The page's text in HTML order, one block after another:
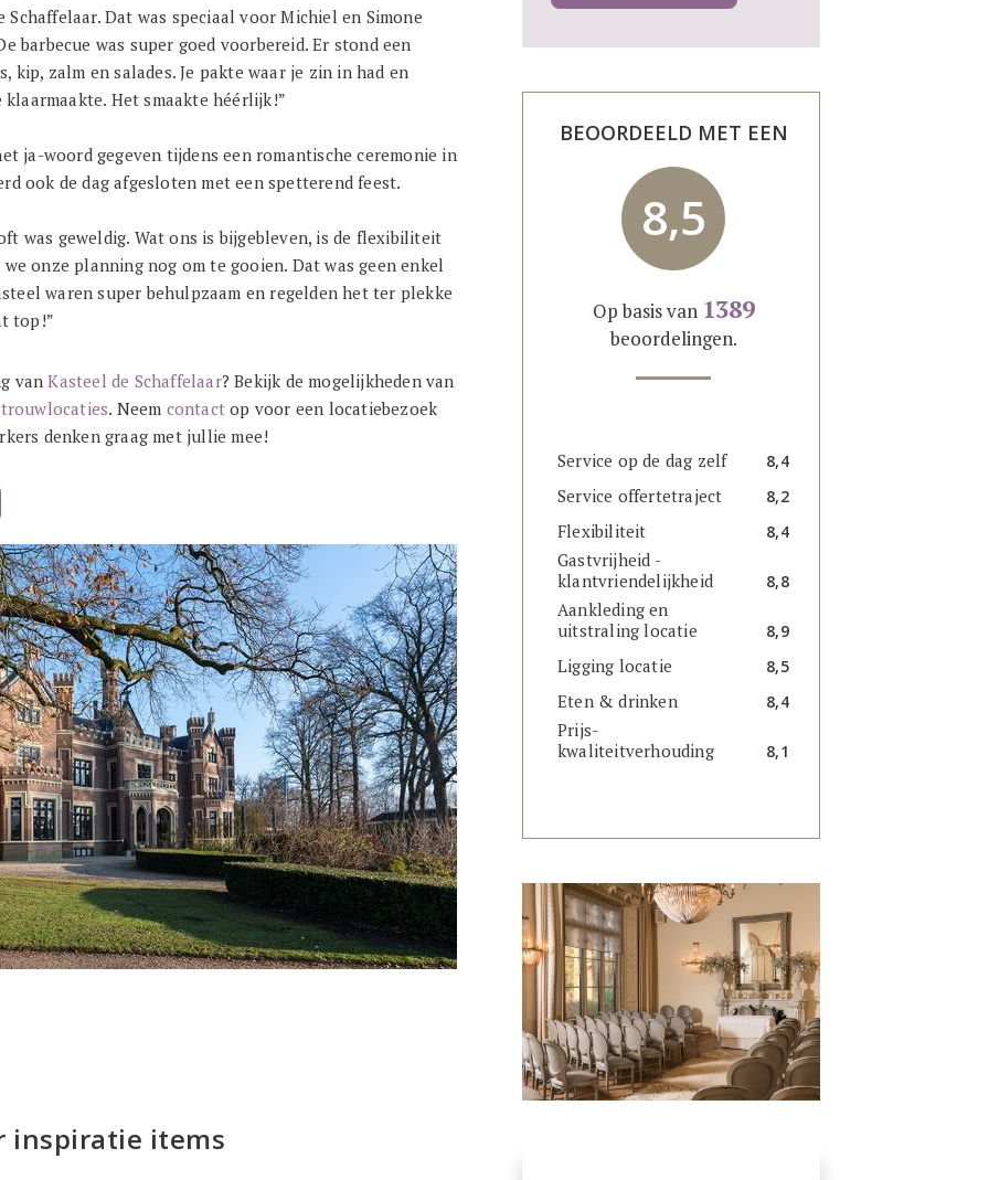
Dat was speciaal voor Michiel en Simone
barbecue was super goed voorbereid. Er stond een
kip, zalm en salades. Je pakte waar je zin in had en
Het smaakte héérlijk!”
ja-woord gegeven tijdens een romantische ceremonie in
ook de dag afgesloten met een spetterend feest.
was geweldig. Wat ons is bijgebleven, is de flexibiliteit
onze planning nog om te gooien. Dat was geen enkel
waren super behulpzaam en regelden het ter plekke
top!”
vanKasteel de Schaffelaar? Bekijk de mogelijkheden van
trouwlocaties. Neem contactop voor een locatiebezoek
denken graag met jullie mee!
inspiratie items
BEOORDEELD MET EEN
8,5
Op basis van 1389
beoordelingen.
Service op de dag zelf 8,4
Service offertetraject 8,2
Flexibiliteit 8,4
Gastvrijheid -
klantvriendelijkheid
8,8
Aankleding en
uitstraling locatie
8,9
Ligging locatie 8,5
Eten & drinken 8,4
Prijs-
kwaliteitverhouding
8,1